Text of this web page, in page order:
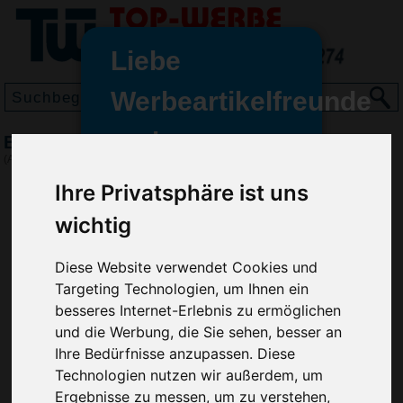
Ihre Privatsphäre ist uns
wichtig
Diese Website verwendet Cookies und
Targeting Technologien, um Ihnen ein
besseres Internet-Erlebnis zu ermöglichen
und die Werbung, die Sie sehen, besser an
Ihre Bedürfnisse anzupassen. Diese
Technologien nutzen wir außerdem, um
Ergebnisse zu messen, um zu verstehen,
BIC Super Clip Kugelschreiber, Marineblau
Liebe
Werbeartikelfreunde
und -
freundinnen,
Seit dem 11. Januar 2022 haben
wir unsere aktiven Geschäfte an
Ab sofort können Sie sich bei
Anfragen und Bestellungen
vertrauensvoll an Ihre neuen
Werbemittel-Experten Christian
Walter und Nico Vieira wenden.